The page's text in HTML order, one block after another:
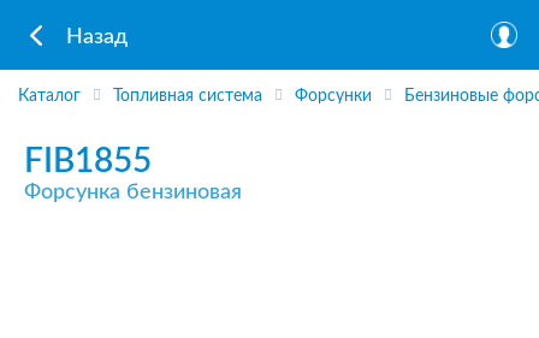
Назад
Каталог Топливная система Форсунки Бензиновые
FIB1855
Форсунка бензиновая